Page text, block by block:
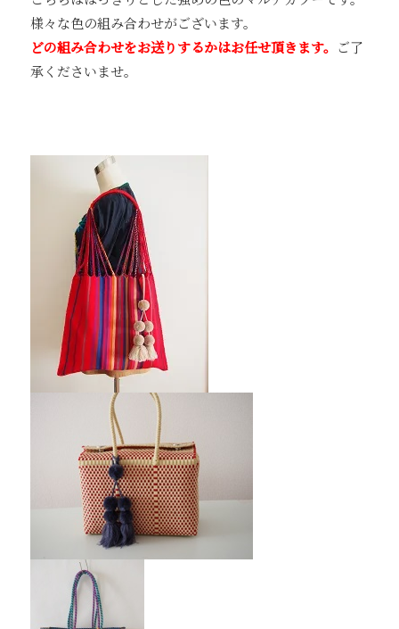
様々な色の組み合わせがございます。
どの組み合わせをお送りするかはお任せ頂きます。 ご了
承くださいませ。